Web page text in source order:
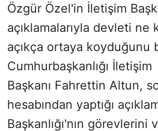
Özgür Özel'in İletişim
açıklamalarıyla devleti ne
açıkça ortaya koyduğunu
Cumhurbaşkanlığı İletişim
Başkanı Fahrettin Altun,
hesabından yaptığı
Başkanlığı'nın